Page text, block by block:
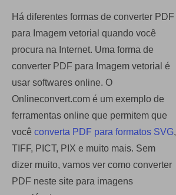
Há diferentes formas de converter PDF
para Imagem vetorial quando você
procura na Internet. Uma forma de
converter PDF para Imagem vetorial é
usar softwares online. O
Onlineconvert.com é um exemplo de
ferramentas online que permitem que
você converta PDF para formatos SVG,
TIFF, PICT, PIX e muito mais. Sem
dizer muito, vamos ver como converter
PDF neste site para imagens